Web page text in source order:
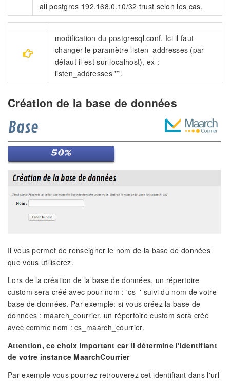
all postgres 192.168.0.10/32 trust selon les cas.
modification du postgresql.conf. Ici il faut
changer le paramètre listen_addresses (par
défaut il est sur localhost), ex :
listen_addresses '*'.
Création de la base de données
Il vous permet de renseigner le nom de la base de données
que vous utiliserez.
Lors de la création de la base de données, un répertoire
custom sera créé avec pour nom : 'cs_' suivi du nom de votre
base de données. Par exemple: si vous créez la base de
données : maarch_courrier, un répertoire custom sera créé
avec comme nom : cs_maarch_courrier.
Attention, ce choix important car il détermine l'identifiant
de votre instance MaarchCourrier
Par exemple vous pourrez retrouverez cet identifiant dans l'url